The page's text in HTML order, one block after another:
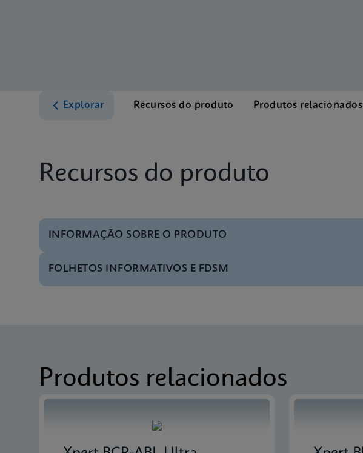
Explorar Recursos do produto Produtos relacionados
Recursos do produto
INFORMAÇÃO SOBRE O PRODUTO
Menu de teste Tests Menu CE-IVD (Portuguese)
FOLHETOS INFORMATIVOS E FDSM
Produtos relacionados